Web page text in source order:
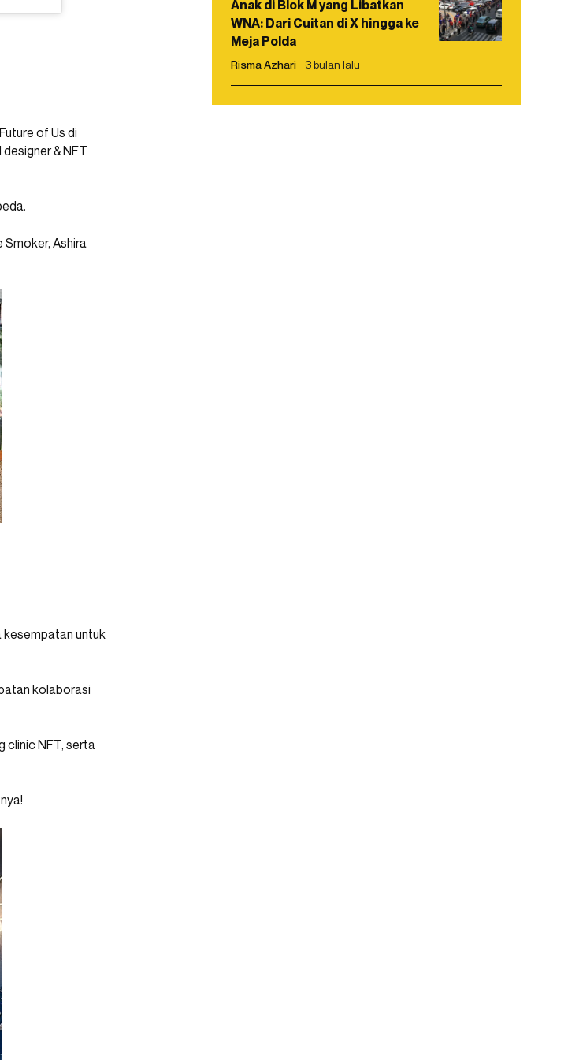
of Us di
& NFT
Ashira
kesempatan untuk
kolaborasi
clinic NFT, serta
Anak di Blok M yang Libatkan
WNA: Dari Cuitan di X hingga ke
Meja Polda
Risma Azhari 3 bulan lalu